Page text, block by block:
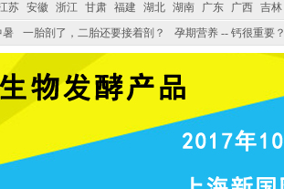
苏 安徽 浙江 甘肃 福建 湖北 湖南 广东 广西 吉林
暑 一胎剖了，二胎还要接着剖？ 孕期营养 -- 钙很重要？